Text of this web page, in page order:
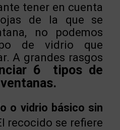
tener en cuenta
de la que se
no podemos
de vidrio que
A grandes rasgos
6 tipos de
o vidrio básico sin
recocido se refiere